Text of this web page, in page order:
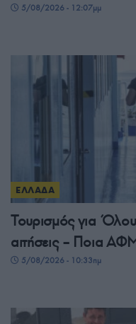
5/08/2026 - 12:07μμ
ΕΛΛΑΔΑ
Τουρισμός για
αιτήσεις – Ποια
5/08/2026 - 10:33πμ